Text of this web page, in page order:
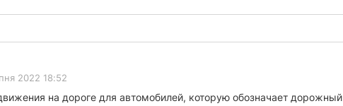
2022 18:52
на дороге для автомобилей, которую обозначает дорожный